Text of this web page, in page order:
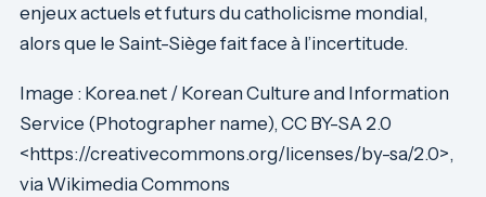
enjeux actuels et futurs du catholicisme mondial,
alors que le Saint-Siège fait face à l’incertitude.
Image : Korea.net / Korean Culture and Information
Service (Photographer name), CC BY-SA 2.0
<https://creativecommons.org/licenses/by-sa/2.0>,
via Wikimedia Commons